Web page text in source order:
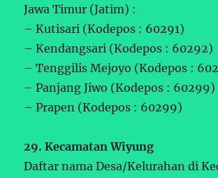
Jawa Timur (Jatim) :
– Kutisari (Kodepos : 60291)
– Kendangsari (Kodepos : 60292)
– Tenggilis Mejoyo (Kodepos :
– Panjang Jiwo (Kodepos : 60299)
– Prapen (Kodepos : 60299)
29. Kecamatan Wiyung
Daftar nama Desa/Kelurahan di